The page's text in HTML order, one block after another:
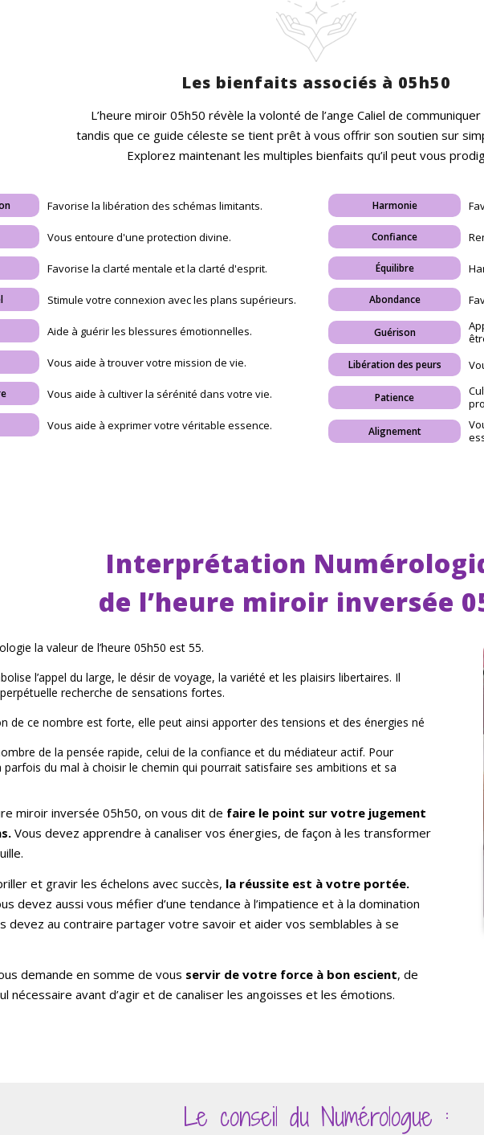
Les bienfaits associés à 05h50
L’heure miroir 05h50 révèle la volonté de l’ange Caliel de
tandis que ce guide céleste se tient prêt à vous offrir son soutien sur
Explorez maintenant les multiples bienfaits qu’il peut vous
Favorise la libération des schémas limitants.
Vous entoure d'une protection divine.
Favorise la clarté mentale et la clarté d'esprit.
Stimule votre connexion avec les plans supérieurs.
Aide à guérir les blessures émotionnelles.
Vous aide à trouver votre mission de vie.
Vous aide à cultiver la sérénité dans votre vie.
Vous aide à exprimer votre véritable essence.
Harmonie
Confiance
Équilibre
Abondance
Guérison
Libération des peurs
Patience
Alignement
Interprétation
de l’heure miroir inversée
la valeur de l’heure 05h50 est 55.
l’appel du large, le désir de voyage, la variété et les plaisirs libertaires. Il
recherche de sensations fortes.
de ce nombre est forte, elle peut ainsi apporter des tensions et des énergies né
de la pensée rapide, celui de la confiance et du médiateur actif. Pour
parfois du mal à choisir le chemin qui pourrait satisfaire ses ambitions et sa
miroir inversée 05h50, on vous dit de faire le point sur votre jugement
Vous devez apprendre à canaliser vos énergies, de façon à les transformer
et gravir les échelons avec succès, la réussite est à votre portée.
devez aussi vous méfier d’une tendance à l’impatience et à la domination
devez au contraire partager votre savoir et aider vos semblables à se
demande en somme de vous servir de votre force à bon escient, de
nécessaire avant d’agir et de canaliser les angoisses et les émotions.
Le conseil du Numérologue :